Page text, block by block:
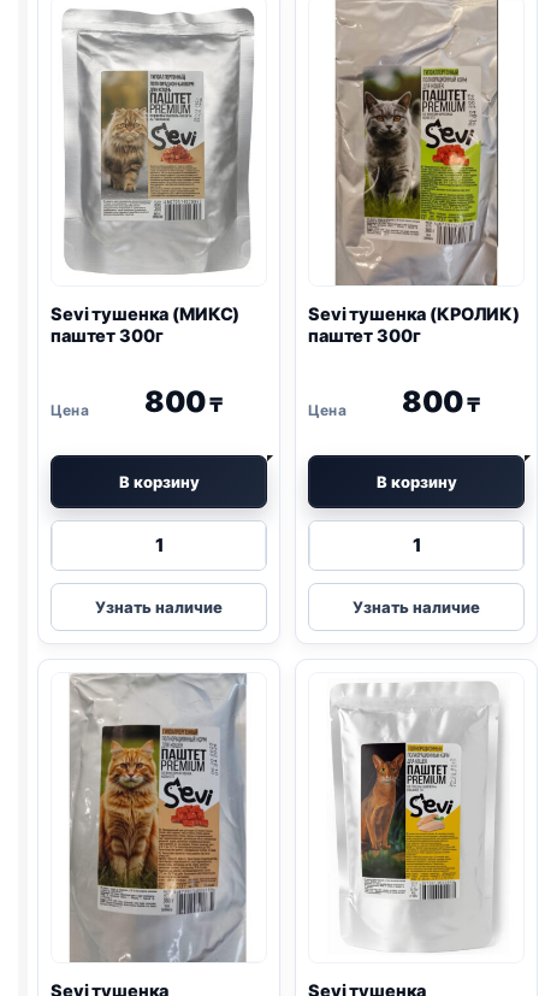
Sevi тушенка (МИКС)
паштет 300г
800₸
В корзину
Количество
Sevi
тушенка
(МИКС)
паштет
300г
Узнать наличие
Sevi тушенка (КРОЛИК)
паштет 300г
800₸
В корзину
Количество
Sevi
тушенка
(КРОЛИК)
300г
Узнать наличие
Sevi тушенка Sevi тушенка